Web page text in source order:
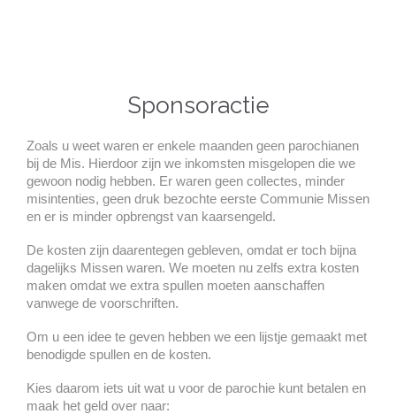
Sponsoractie
Zoals u weet waren er enkele maanden geen parochianen
bij de Mis. Hierdoor zijn we inkomsten misgelopen die we
gewoon nodig hebben. Er waren geen collectes, minder
misintenties, geen druk bezochte eerste Communie Missen
en er is minder opbrengst van kaarsengeld.
De kosten zijn daarentegen gebleven, omdat er toch bijna
dagelijks Missen waren. We moeten nu zelfs extra kosten
maken omdat we extra spullen moeten aanschaffen
vanwege de voorschriften.
Om u een idee te geven hebben we een lijstje gemaakt met
benodigde spullen en de kosten.
Kies daarom iets uit wat u voor de parochie kunt betalen en
maak het geld over naar: